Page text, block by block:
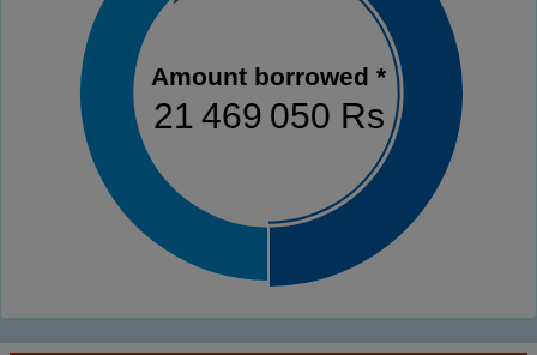
Amount borrowed *
21 469 050 Rs